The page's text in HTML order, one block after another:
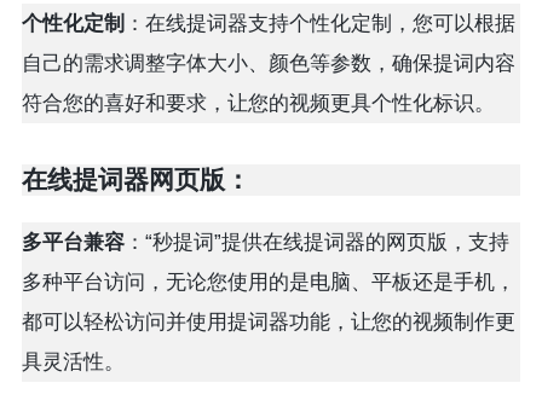
个性化定制 ：在线提词器支持个性化定制，您可以根据
自己的需求调整字体大小、颜色等参数，确保提词内容
符合您的喜好和要求，让您的视频更具个性化标识。
在线提词器网页版：
多平台兼容 ：“秒提词”提供在线提词器的网页版，支持
多种平台访问，无论您使用的是电脑、平板还是手机，
都可以轻松访问并使用提词器功能，让您的视频制作更
具灵活性。